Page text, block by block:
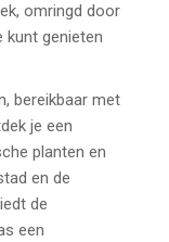
omringd door
kunt genieten
bereikbaar met
je een
planten en
en de
de
een